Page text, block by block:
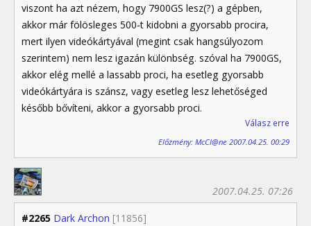
viszont ha azt nézem, hogy 7900GS lesz(?) a gépben,
akkor már fölösleges 500-t kidobni a gyorsabb procira,
mert ilyen videókártyával (megint csak hangsúlyozom
szerintem) nem lesz igazán különbség. szóval ha 7900GS,
akkor elég mellé a lassabb proci, ha esetleg gyorsabb
videókártyára is szánsz, vagy esetleg lesz lehetőséged
később bővíteni, akkor a gyorsabb proci.
Válasz erre
Előzmény: McCl@ne 2007.04.25. 00:29
#2265 Dark Archon [11856]
2007.04.25. 07:26